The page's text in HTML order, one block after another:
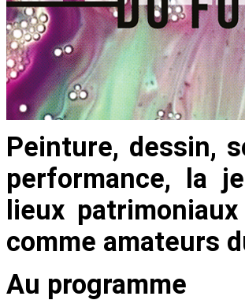
Peinture, dessin,
performance, la
lieux
comme amateurs
Au programme